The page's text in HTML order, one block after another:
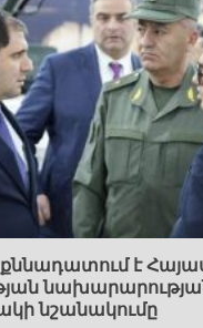
է
նշանակումը